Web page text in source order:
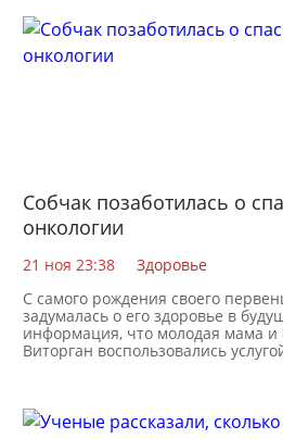
Собчак позаботилась о
онкологии
21 ноя 23:38
Здоровье
С самого рождения своего
задумалась о его здоровье в
информация, что молодая мама и
Виторган воспользовались